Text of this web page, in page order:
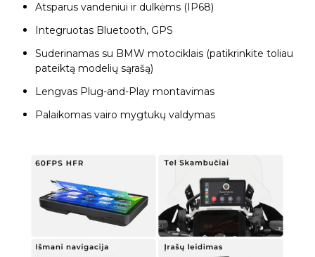
Atsparus vandeniui ir dulkėms (IP68)
Integruotas Bluetooth, GPS
Suderinamas su BMW motociklais (patikrinkite toliau
pateiktą modelių sąrašą)
Lengvas Plug-and-Play montavimas
Palaikomas vairo mygtukų valdymas